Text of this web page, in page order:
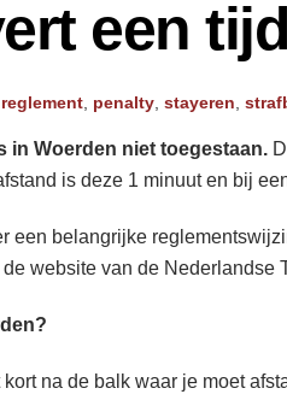
een
, penalty, stayeren
in Woerden niet toegestaan.
is deze 1 minuut en bij
een belangrijke
website van de
na de balk waar je moet